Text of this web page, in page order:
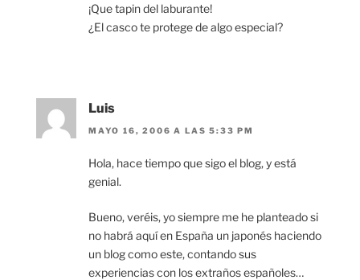
¡Que tapin del laburante!
¿El casco te protege de algo especial?
Luis
MAYO 16, 2006 A LAS 5:33 PM
Hola, hace tiempo que sigo el blog, y está
genial.
Bueno, veréis, yo siempre me he planteado si
no habrá aquí en España un japonés haciendo
un blog como este, contando sus
experiencias con los extraños españoles…